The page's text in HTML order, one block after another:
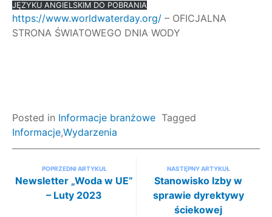
JĘZYKU ANGIELSKIM DO POBRANIA
https://www.worldwaterday.org/ – OFICJALNA
STRONA ŚWIATOWEGO DNIA WODY
Posted in Informacje branżowe Tagged
Informacje,Wydarzenia
Nawigacja po artykułach
POPRZEDNI ARTYKUŁ
Newsletter „Woda w UE”
– Luty 2023
NASTĘPNY ARTYKUŁ
Stanowisko Izby w
sprawie dyrektywy
ściekowej